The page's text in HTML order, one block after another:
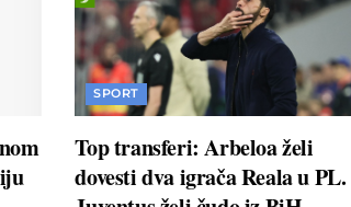
SPORT
Top transferi: Arbeloa želi
dovesti dva igrača Reala u PL.